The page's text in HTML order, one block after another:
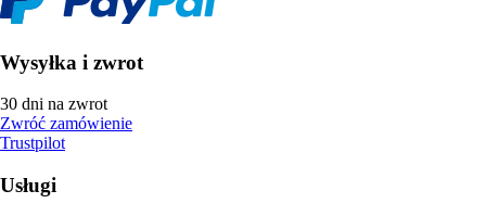
Wysyłka i zwrot
30 dni na zwrot
Zwróć zamówienie
Trustpilot
Usługi